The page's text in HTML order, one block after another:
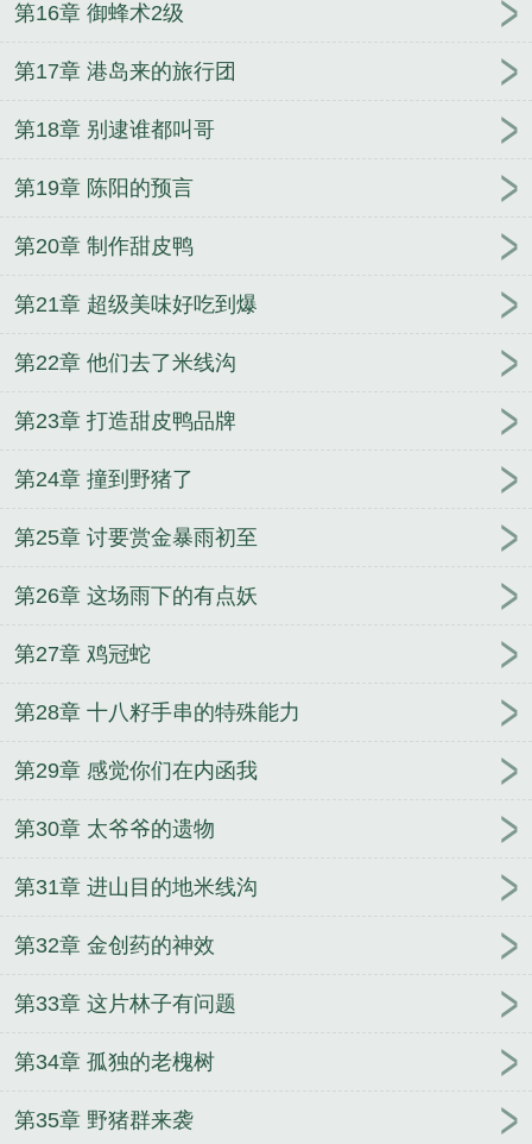
第16章 御蜂术2级
第17章 港岛来的旅行团
第18章 别逮谁都叫哥
第19章 陈阳的预言
第20章 制作甜皮鸭
第21章 超级美味好吃到爆
第22章 他们去了米线沟
第23章 打造甜皮鸭品牌
第24章 撞到野猪了
第25章 讨要赏金暴雨初至
第26章 这场雨下的有点妖
第27章 鸡冠蛇
第28章 十八籽手串的特殊能力
第29章 感觉你们在内函我
第30章 太爷爷的遗物
第31章 进山目的地米线沟
第32章 金创药的神效
第33章 这片林子有问题
第34章 孤独的老槐树
第35章 野猪群来袭